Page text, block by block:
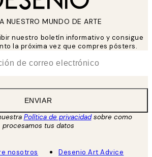
NUESTRO MUNDO DE ARTE
nuestro boletín informativo y consigue
la próxima vez que compres pósters.
ENVIAR
Política de privacidadsobre como
procesamos tus datos
nosotros
Desenio Art Advice